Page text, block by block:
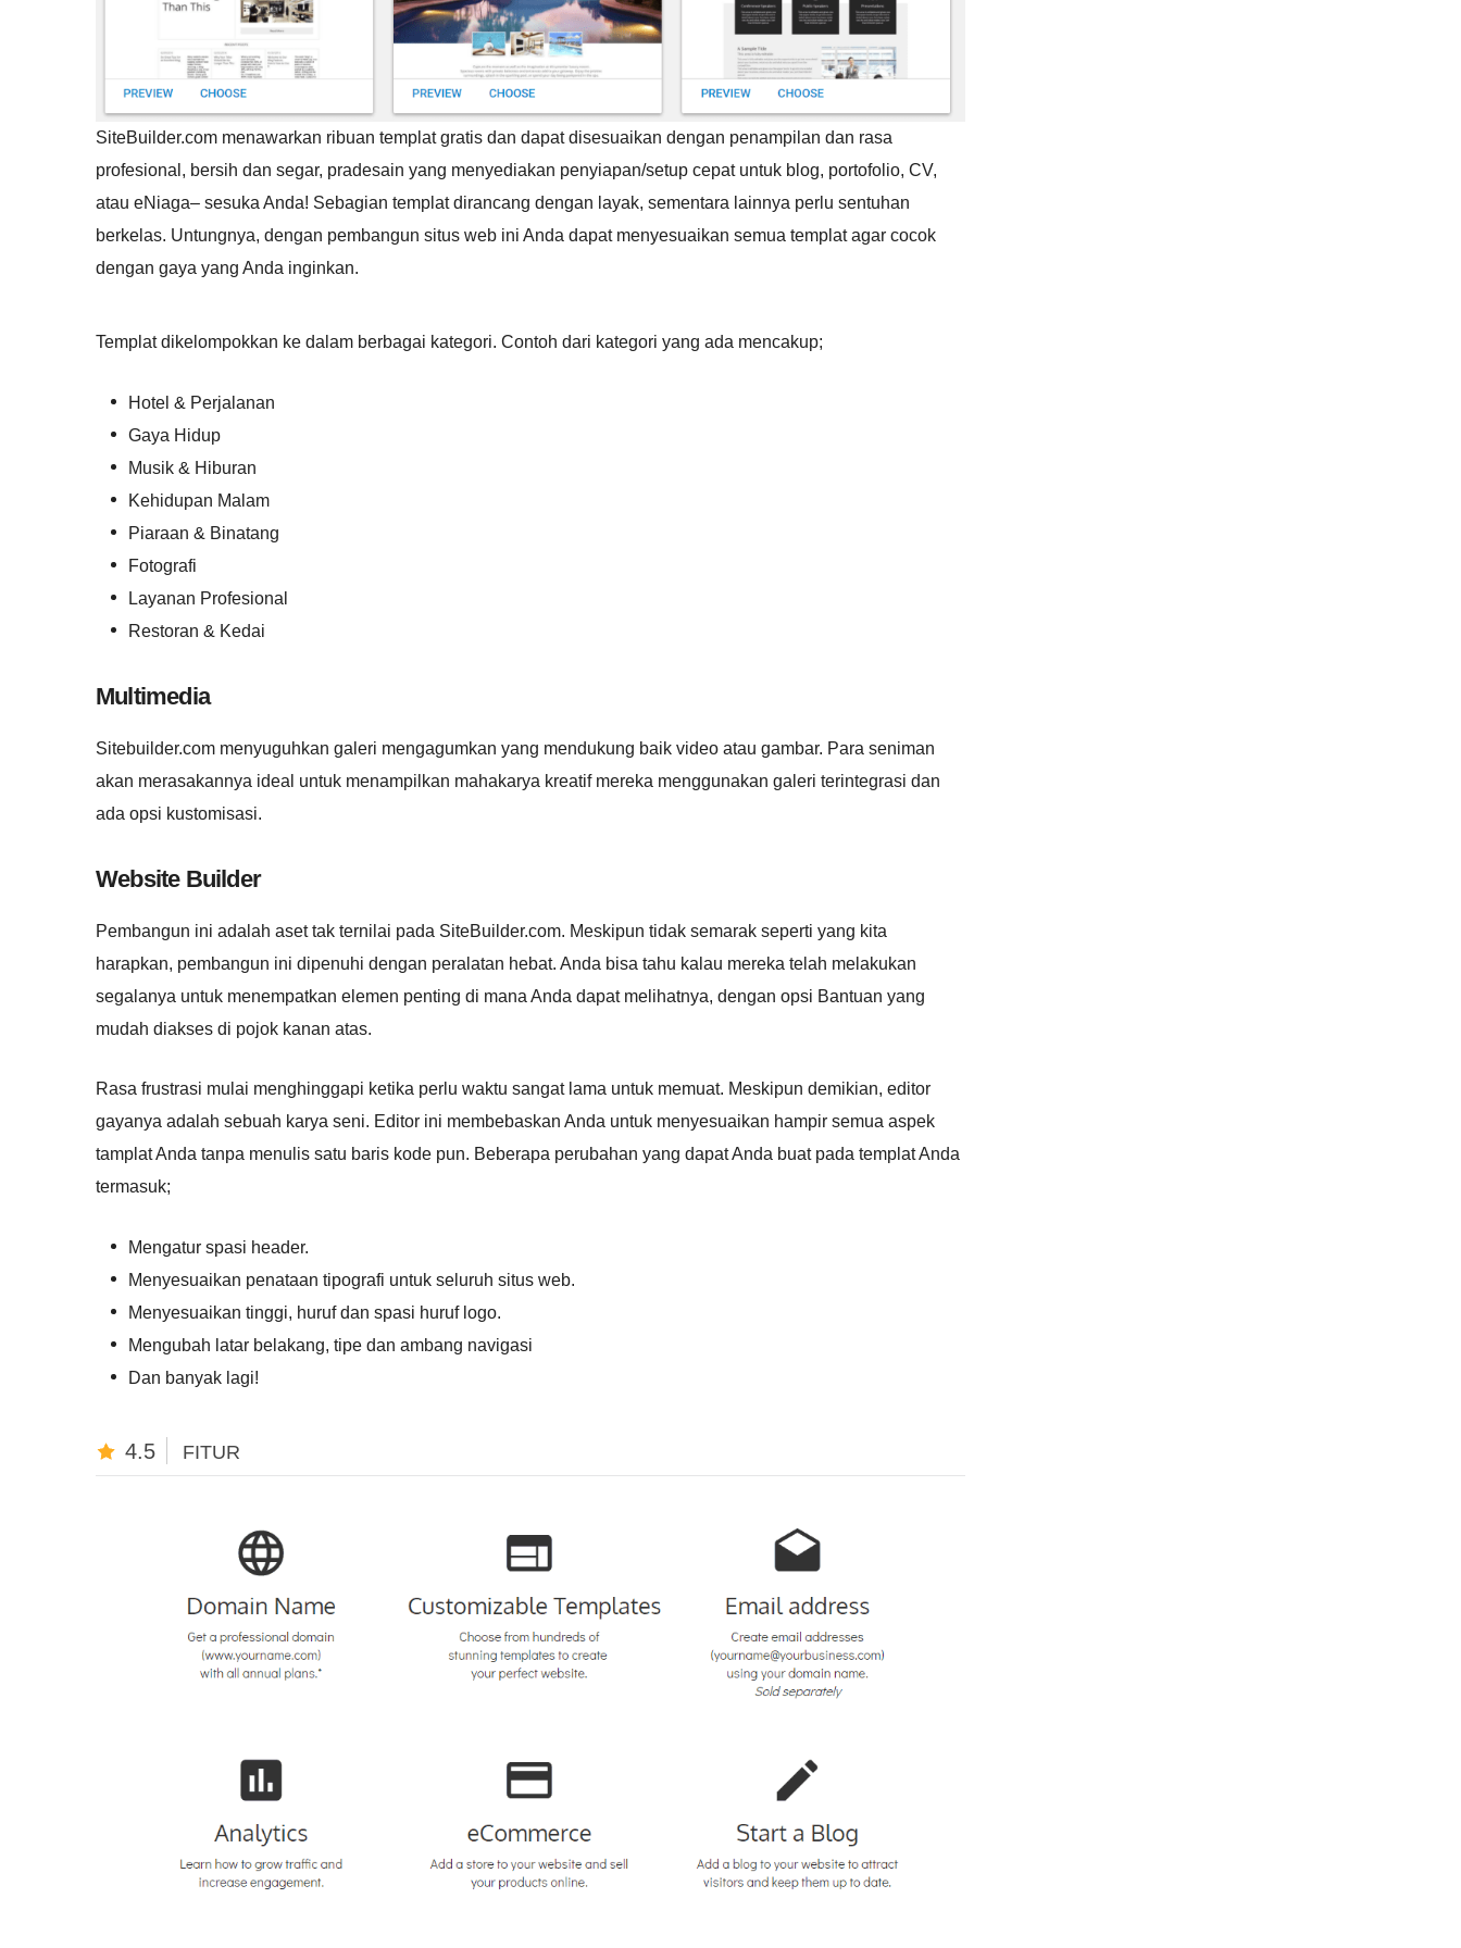
SiteBuilder.com menawarkan ribuan templat gratis dan dapat disesuaikan dengan penampilan dan rasa
profesional, bersih dan segar, pradesain yang menyediakan penyiapan/setup cepat untuk blog, portofolio, CV,
atau eNiaga– sesuka Anda! Sebagian templat dirancang dengan layak, sementara lainnya perlu sentuhan
berkelas. Untungnya, dengan pembangun situs web ini Anda dapat menyesuaikan semua templat agar cocok
dengan gaya yang Anda inginkan.
Templat dikelompokkan ke dalam berbagai kategori. Contoh dari kategori yang ada mencakup;
Hotel & Perjalanan
Gaya Hidup
Musik & Hiburan
Kehidupan Malam
Piaraan & Binatang
Fotografi
Layanan Profesional
Restoran & Kedai
Multimedia
Sitebuilder.com menyuguhkan galeri mengagumkan yang mendukung baik video atau gambar. Para seniman
akan merasakannya ideal untuk menampilkan mahakarya kreatif mereka menggunakan galeri terintegrasi dan
ada opsi kustomisasi.
Website Builder
Pembangun ini adalah aset tak ternilai pada SiteBuilder.com. Meskipun tidak semarak seperti yang kita
harapkan, pembangun ini dipenuhi dengan peralatan hebat. Anda bisa tahu kalau mereka telah melakukan
segalanya untuk menempatkan elemen penting di mana Anda dapat melihatnya, dengan opsi Bantuan yang
mudah diakses di pojok kanan atas.
Rasa frustrasi mulai menghinggapi ketika perlu waktu sangat lama untuk memuat. Meskipun demikian, editor
gayanya adalah sebuah karya seni. Editor ini membebaskan Anda untuk menyesuaikan hampir semua aspek
tamplat Anda tanpa menulis satu baris kode pun. Beberapa perubahan yang dapat Anda buat pada templat Anda
termasuk;
Mengatur spasi header.
Menyesuaikan penataan tipografi untuk seluruh situs web.
Menyesuaikan tinggi, huruf dan spasi huruf logo.
Mengubah latar belakang, tipe dan ambang navigasi
Dan banyak lagi!
4.5 FITUR